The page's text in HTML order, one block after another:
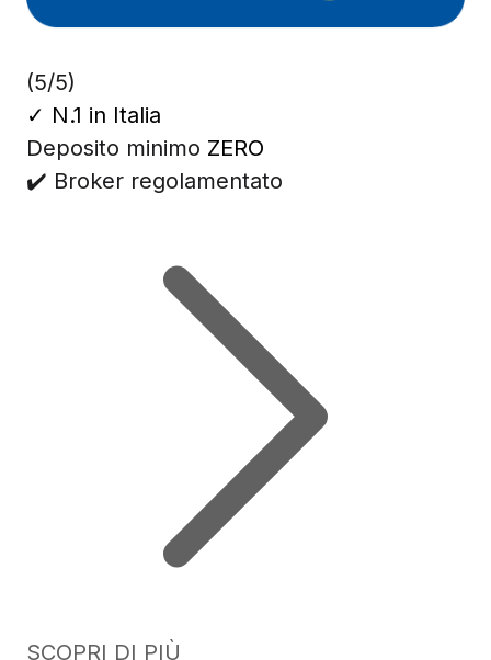
(5/5)
✓ N.1 in Italia
Deposito minimo ZERO
✔️ Broker regolamentato
SCOPRI DI PIÙ